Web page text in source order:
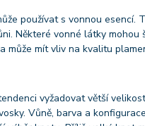
používat s vonnou esencí.
Některé vonné látky mohou
může mít vliv na kvalitu
vyžadovat větší
Vůně, barva a